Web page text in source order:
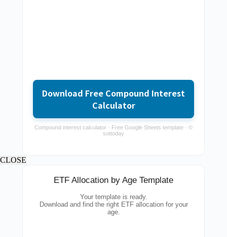
Download Free Compound Interest
Calculator
Compound interest calculator · Free Google Sheets template · ©
sottoday
CLOSE
ETF Allocation by Age Template
Your template is ready.
Download and find the right ETF allocation for your
age.